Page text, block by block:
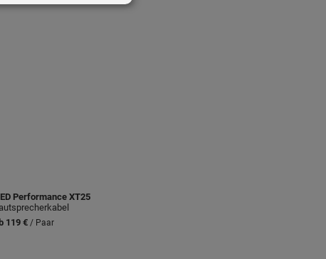
Performance XT25
119 € / Paar